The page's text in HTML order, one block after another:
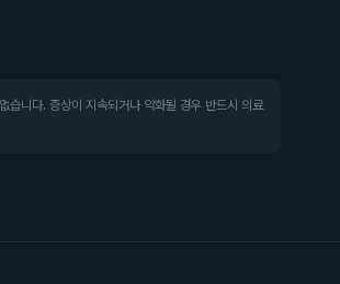
습니다. 증상이 지속되거나 악화될 경우 반드시 의료